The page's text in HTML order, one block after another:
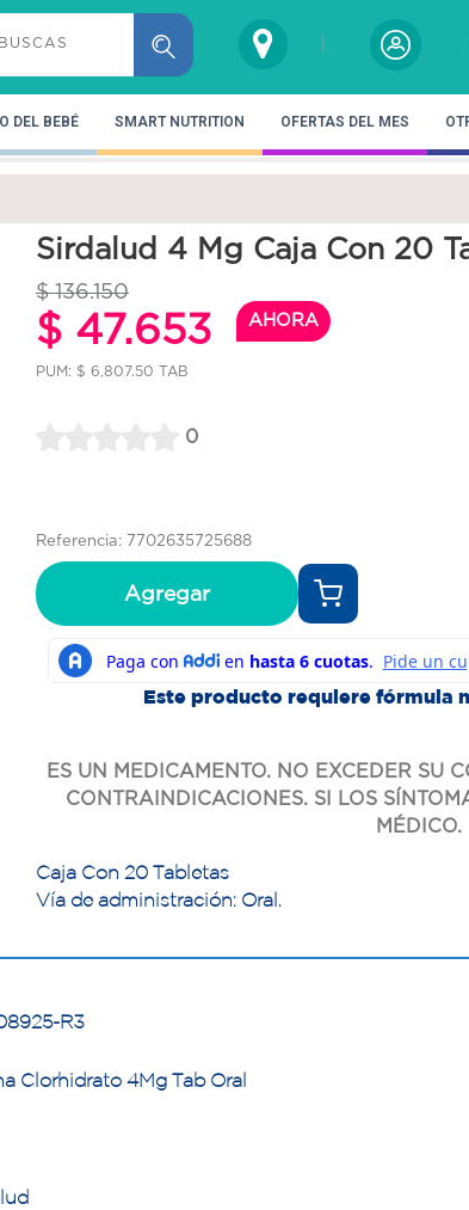
DEL BEBÉ SMART NUTRITION OFERTAS DEL MES
Sirdalud 4 Mg Caja Con 20
$ 136.150
$ 47.653 AHORA
PUM: $ 6,807.50 TAB
0
Referencia: 7702635725688
Agregar
Este producto requiere fórmula
ES UN MEDICAMENTO. NO EXCEDER SU
CONTRAINDICACIONES. SI LOS
MÉDICO.
Caja Con 20 Tabletas
Vía de administración: Oral.
R3
Clorhidrato 4Mg Tab Oral